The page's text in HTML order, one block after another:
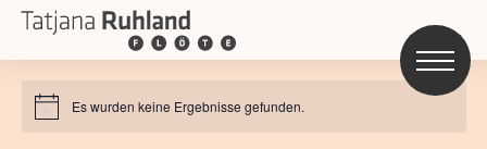
Es wurden keine Ergebnisse gefunden.